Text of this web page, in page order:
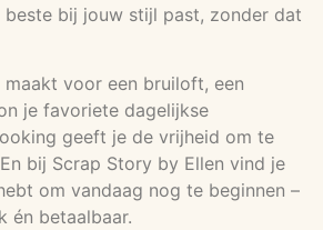
bij jouw stijl past, zonder dat
maakt voor een bruiloft, een
je favoriete dagelijkse
geeft je de vrijheid om te
bij Scrap Story by Ellen vind je
om vandaag nog te beginnen –
én betaalbaar.